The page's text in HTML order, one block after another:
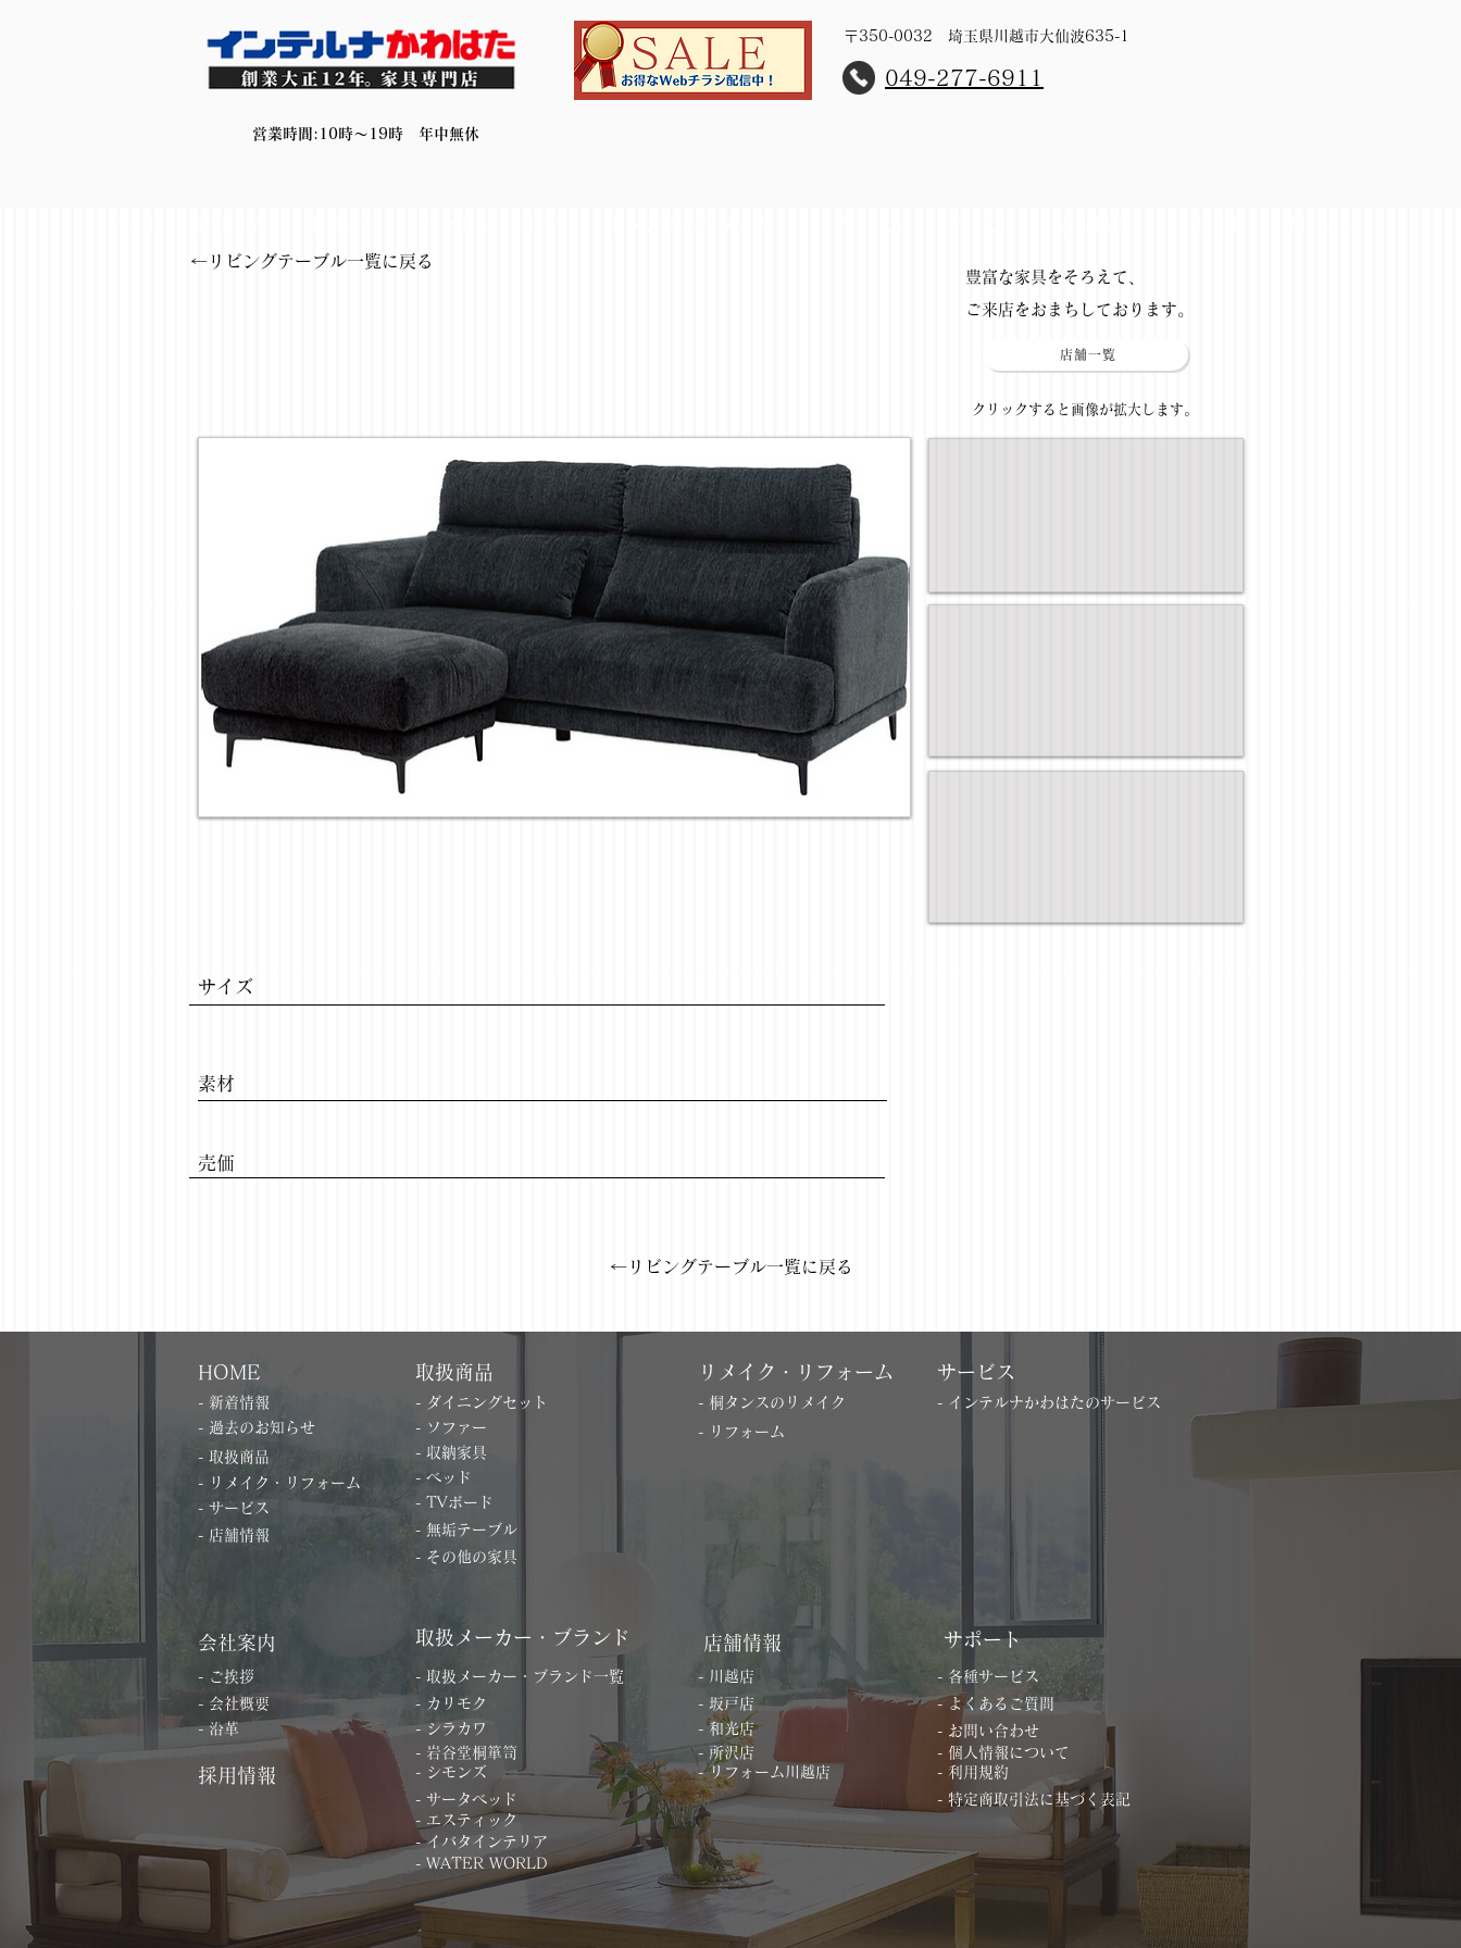
〒350-0032 埼玉県川越市大仙波635-1
​049-277-6911
営業時間:10時～19時 年中無休
←リビングテーブル一覧に戻る
​豊富な家具をそろえて、
ご来店をおまちしております。
店舗一覧
​クリックすると画像が拡大します。
サイズ
​素材
​売価
←リビングテーブル一覧に戻る
HOME
- 新着情報
- 過去のお知らせ
- 取扱商品
- リメイク・リフォーム
- サービス
- 店舗情報
取扱商品
- ダイニングセット
- ソファー
- 収納家具
- ベッド
- TVボード
- 無垢テーブル
リメイク・リフォーム
- 桐タンスのリメイク
サービス
- インテルナかわはたのサービス
- リフォーム
- その他の家具
会社案内
- ご挨拶
- 会社概要
- 沿革
採用情報
取扱メーカー・ブランド
- 取扱メーカー・ブランド一覧
- カリモク
- シラカワ
- 岩谷堂桐箪笥
- シモンズ
- サータベッド
- エスティック
店舗情報
- 川越店
- 坂戸店
- 和光店
- 所沢店
- リフォーム川越店
サポート
- 各種サービス
- よくあるご質問
- お問い合わせ
- 個人情報について
- 利用規約
- 特定商取引法に基づく表記
- イバタインテリア
- WATER WORLD